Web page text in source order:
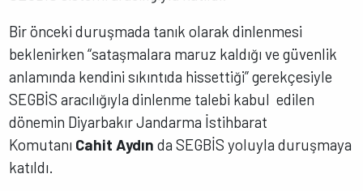
Bir önceki duruşmada tanık olarak dinlenmesi
beklenirken “sataşmalara maruz kaldığı ve güvenlik
anlamında kendini sıkıntıda hissettiği” gerekçesiyle
SEGBİS aracılığıyla dinlenme talebi kabul edilen
dönemin Diyarbakır Jandarma İstihbarat
Komutanı Cahit Aydın da SEGBİS yoluyla duruşmaya
katıldı.